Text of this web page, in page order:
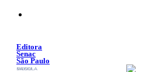
Conteúdo
Editora
Senac
São Paulo
SACOLA
MENU